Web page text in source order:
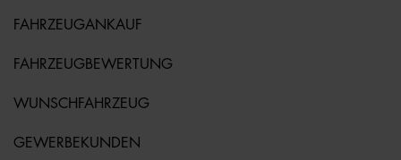
FAHRZEUGANKAUF
FAHRZEUGBEWERTUNG
WUNSCHFAHRZEUG
GEWERBEKUNDEN